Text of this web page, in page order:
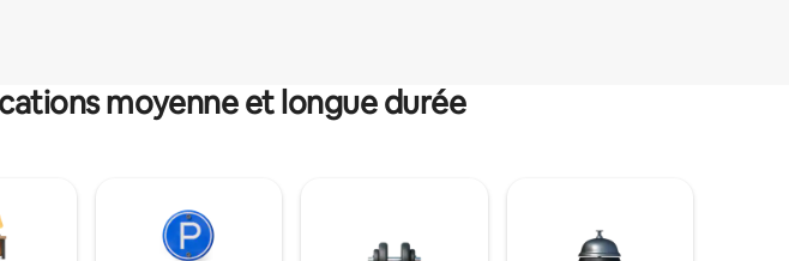
moyenne et longue durée